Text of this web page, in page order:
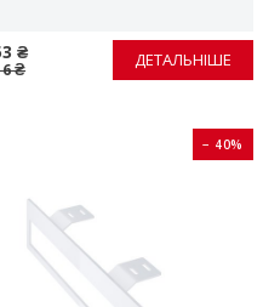
₴
₴ ДЕТАЛЬНІШЕ
− 40%